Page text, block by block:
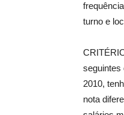
turno e
seguintes
2010,
nota